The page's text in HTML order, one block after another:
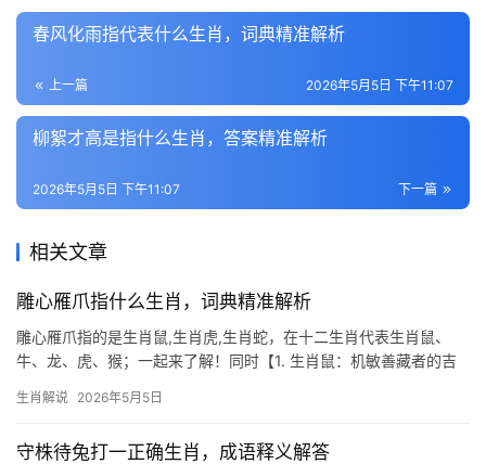
春风化雨指代表什么生肖，词典精准解析
上一篇 2026年5月5日 下午11:07
柳絮才高是指什么生肖，答案精准解析
下一篇
2026年5月5日 下午11:07
相关文章
雕心雁爪指什么生肖，词典精准解析
雕心雁爪指的是生肖鼠,生肖虎,生肖蛇，在十二生肖代表生肖鼠、
牛、龙、虎、猴；一起来了解！同时【1. 生肖鼠：机敏善藏者的吉
扬”：上半年易遭同事倾轧，项目被抢需格外谨慎；入秋后逢“天解”
生肖解说 2026年5月5日
守株待兔打一正确生肖，成语释义解答